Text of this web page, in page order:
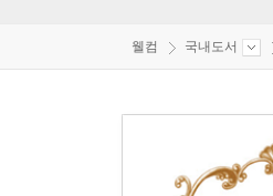
웰컴 국내도서